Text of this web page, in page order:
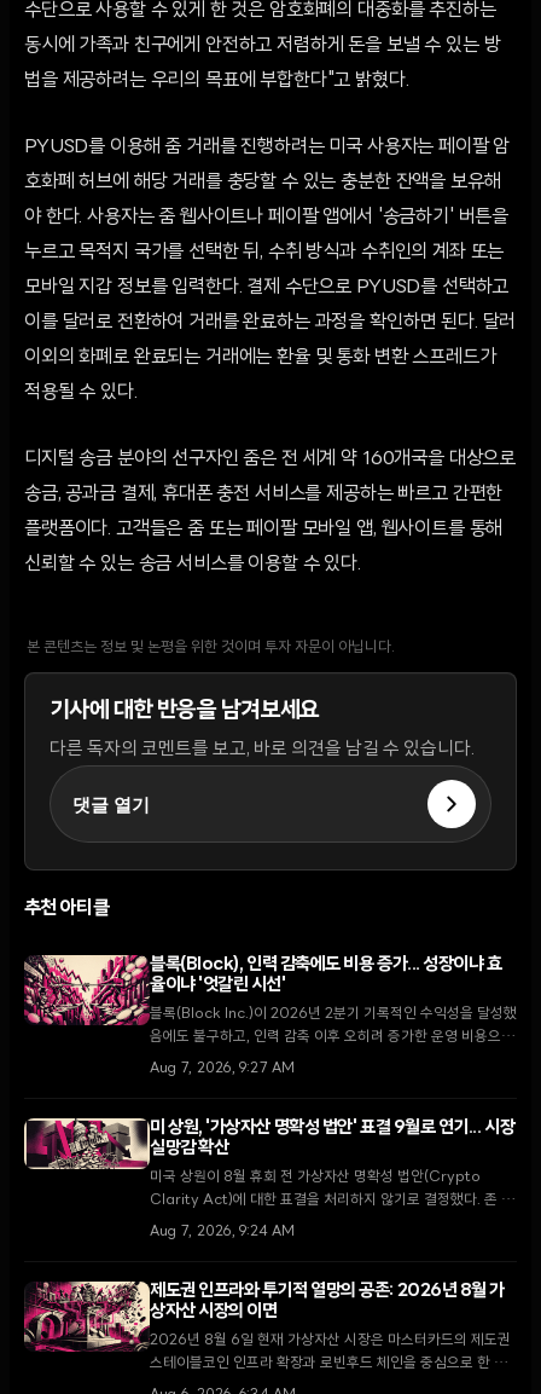
수단으로 사용할 수 있게 한 것은 암호화폐의 대중화를 추진하는
동시에 가족과 친구에게 안전하고 저렴하게 돈을 보낼 수 있는 방
법을 제공하려는 우리의 목표에 부합한다"고 밝혔다.
PYUSD를 이용해 줌 거래를 진행하려는 미국 사용자는 페이팔 암
호화폐 허브에 해당 거래를 충당할 수 있는 충분한 잔액을 보유해
야 한다. 사용자는 줌 웹사이트나 페이팔 앱에서 '송금하기' 버튼을
누르고 목적지 국가를 선택한 뒤, 수취 방식과 수취인의 계좌 또는
모바일 지갑 정보를 입력한다. 결제 수단으로 PYUSD를 선택하고
이를 달러로 전환하여 거래를 완료하는 과정을 확인하면 된다. 달러
이외의 화폐로 완료되는 거래에는 환율 및 통화 변환 스프레드가
적용될 수 있다.
디지털 송금 분야의 선구자인 줌은 전 세계 약 160개국을 대상으로
송금, 공과금 결제, 휴대폰 충전 서비스를 제공하는 빠르고 간편한
플랫폼이다. 고객들은 줌 또는 페이팔 모바일 앱, 웹사이트를 통해
신뢰할 수 있는 송금 서비스를 이용할 수 있다.
본 콘텐츠는 정보 및 논평을 위한 것이며 투자 자문이 아닙니다.
기사에 대한 반응을 남겨보세요
다른 독자의 코멘트를 보고, 바로 의견을 남길 수 있습니다.
댓글 열기
추천 아티클
블록(Block), 인력 감축에도 비용 증가... 성장이냐 효
율이냐 '엇갈린 시선'
블록(Block Inc.)이 2026년 2분기 기록적인 수익성을 달성했
음에도 불구하고, 인력 감축 이후 오히려 증가한 운영 비용으로
인해 시장의 평가가 엇갈리고 있다. 캐시 우드의 아크 인베스트
Aug 7, 2026, 9:27 AM
미 상원, '가상자산 명확성 법안' 표결 9월로 연기... 시장
실망감 확산
미국 상원이 8월 휴회 전 가상자산 명확성 법안(Crypto
Clarity Act)에 대한 표결을 처리하지 않기로 결정했다. 존 튠
다수당 원내대표는 9월 복귀 후 최우선 과제로 다룰 것을 약속
Aug 7, 2026, 9:24 AM
제도권 인프라와 투기적 열망의 공존: 2026년 8월 가
상자산 시장의 이면
2026년 8월 6일 현재 가상자산 시장은 마스터카드의 제도권
스테이블코인 인프라 확장과 로빈후드 체인을 중심으로 한 소
매 투자자들의 밈코인 투기라는 극명한 대조를 보이고 있다.